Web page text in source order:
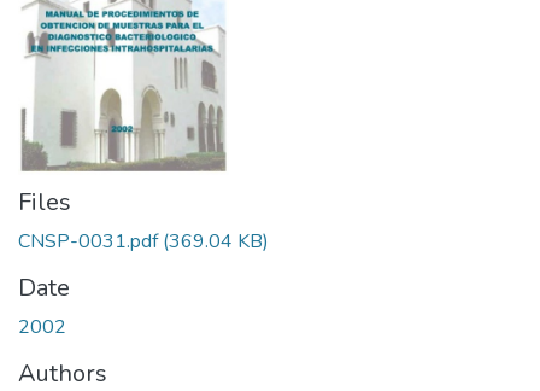
Files
CNSP-0031.pdf(369.04 KB)
Date
2002
Authors